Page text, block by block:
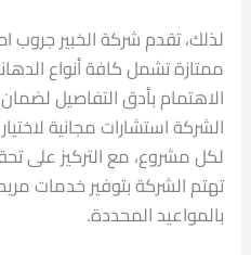
لذلك، تقدم شركة الخبير
ممتازة تشمل كافة أنواع
الاهتمام بأدق التفاصيل
الشركة استشارات مجانية
لكل مشروع، مع التركيز على
تهتم الشركة بتوفير خدمات
بالمواعيد المحددة.